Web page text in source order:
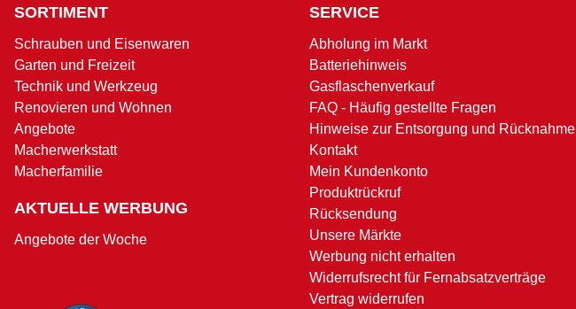
SORTIMENT
Schrauben und Eisenwaren
Garten und Freizeit
Technik und Werkzeug
Renovieren und Wohnen
Angebote
Macherwerkstatt
Macherfamilie
AKTUELLE WERBUNG
Angebote der Woche
SERVICE
Abholung im Markt
Batteriehinweis
Gasflaschenverkauf
FAQ - Häufig gestellte Fragen
Hinweise zur Entsorgung und Rücknahme
Kontakt
Mein Kundenkonto
Produktrückruf
Rücksendung
Unsere Märkte
Werbung nicht erhalten
Widerrufsrecht für Fernabsatzverträge
Vertrag widerrufen